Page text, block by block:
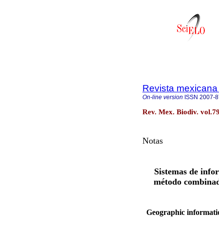
Revista
On-line version ISSN 2007-
Rev. Mex. Biodiv.
Notas
Sistemas de
método
Geographic